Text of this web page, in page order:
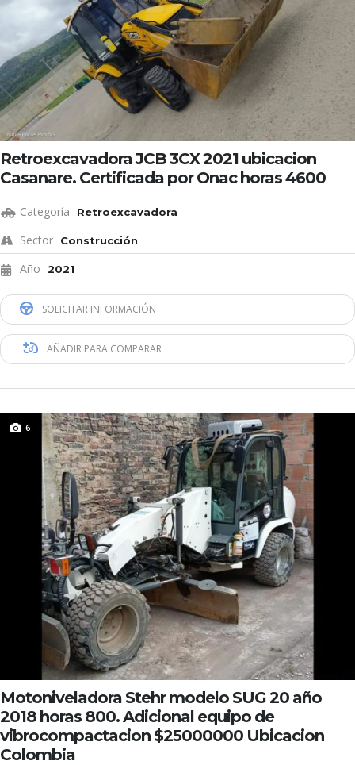
Retroexcavadora JCB 3CX 2021 ubicacion
Casanare. Certificada por Onac horas 4600
Categoría Retroexcavadora
Sector Construcción
Año 2021
SOLICITAR INFORMACIÓN
AÑADIR PARA COMPARAR
6
Motoniveladora Stehr modelo SUG 20 año
2018 horas 800. Adicional equipo de
vibrocompactacion $25000000 Ubicacion
Colombia